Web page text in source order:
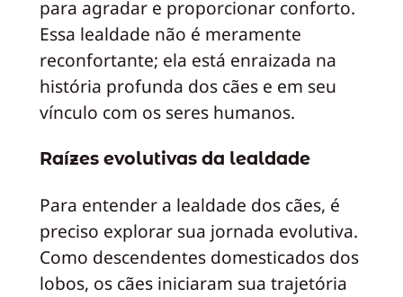
para agradar e proporcionar conforto.
Essa lealdade não é meramente
reconfortante; ela está enraizada na
história profunda dos cães e em seu
vínculo com os seres humanos.
Raízes evolutivas da lealdade
Para entender a lealdade dos cães, é
preciso explorar sua jornada evolutiva.
Como descendentes domesticados dos
lobos, os cães iniciaram sua trajetória